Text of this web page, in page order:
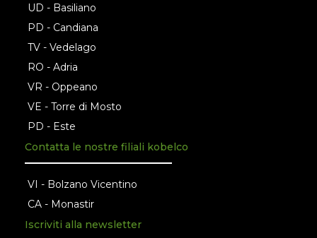
UD - Basiliano
PD - Candiana
TV - Vedelago
RO - Adria
VR - Oppeano
VE - Torre di Mosto
PD - Este
Contatta le nostre filiali kobelco
VI - Bolzano Vicentino
CA - Monastir
Iscriviti alla newsletter